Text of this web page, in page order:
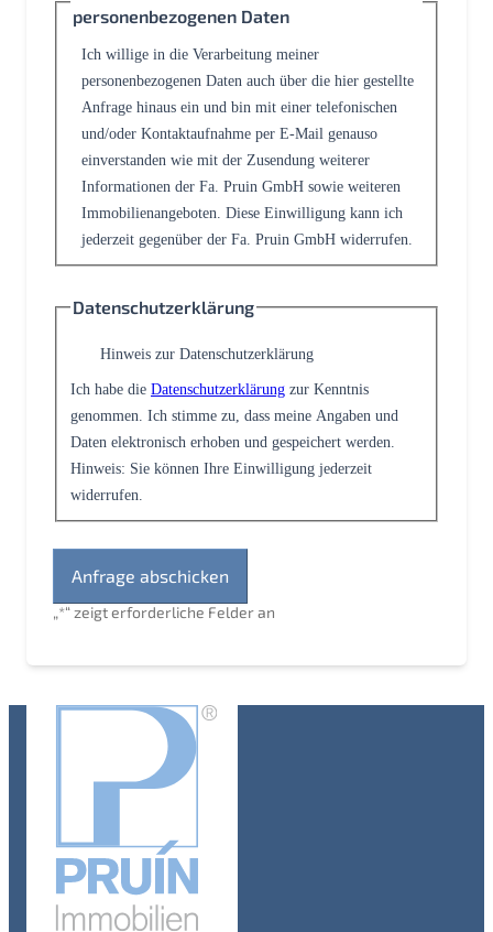
„*“ zeigt erforderliche Felder an
personenbezogenen Daten
Ich willige in die Verarbeitung meiner
personenbezogenen Daten auch über die hier gestellte
Anfrage hinaus ein und bin mit einer telefonischen
und/oder Kontaktaufnahme per E-Mail genauso
einverstanden wie mit der Zusendung weiterer
Informationen der Fa. Pruin GmbH sowie weiteren
Immobilienangeboten. Diese Einwilligung kann ich
jederzeit gegenüber der Fa. Pruin GmbH widerrufen.
Datenschutzerklärung
Hinweis zur Datenschutzerklärung
Ich habe die Datenschutzerklärung zur Kenntnis
genommen. Ich stimme zu, dass meine Angaben und
Daten elektronisch erhoben und gespeichert werden.
Hinweis: Sie können Ihre Einwilligung jederzeit
widerrufen.